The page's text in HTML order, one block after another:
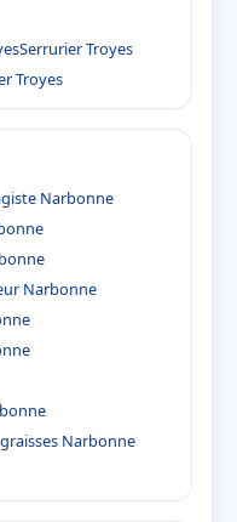
Serrurier Troyes
Troyes
Narbonne
Narbonne
Narbonne